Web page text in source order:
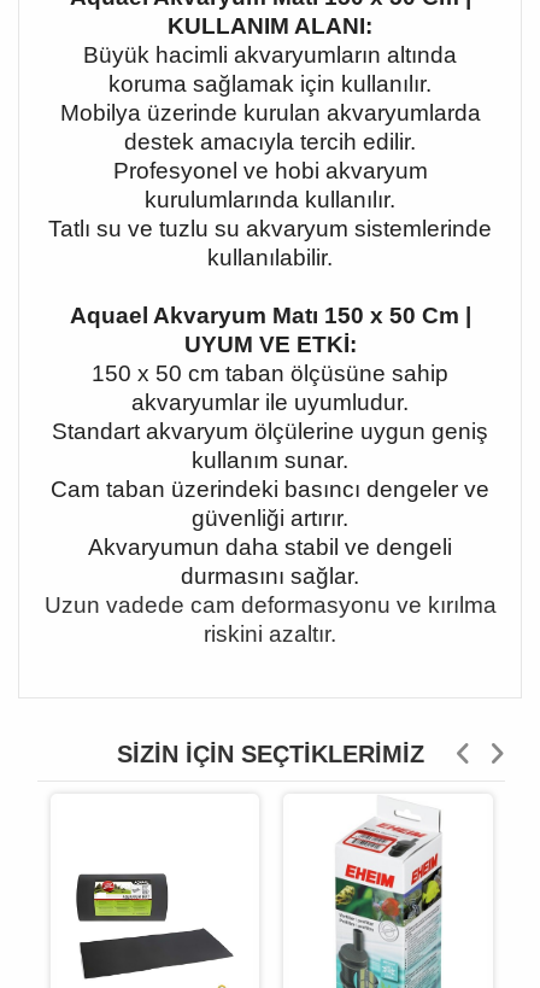
KULLANIM ALANI:
Büyük hacimli akvaryumların altında
koruma sağlamak için kullanılır.
Mobilya üzerinde kurulan akvaryumlarda
destek amacıyla tercih edilir.
Profesyonel ve hobi akvaryum
kurulumlarında kullanılır.
Tatlı su ve tuzlu su akvaryum sistemlerinde
kullanılabilir.
Aquael Akvaryum Matı 150 x 50 Cm |
UYUM VE ETKİ:
150 x 50 cm taban ölçüsüne sahip
akvaryumlar ile uyumludur.
Standart akvaryum ölçülerine uygun geniş
kullanım sunar.
Cam taban üzerindeki basıncı dengeler ve
güvenliği artırır.
Akvaryumun daha stabil ve dengeli
durmasını sağlar.
Uzun vadede cam deformasyonu ve kırılma
riskini azaltır.
SIZIN İÇIN SEÇTIKLERIMIZ